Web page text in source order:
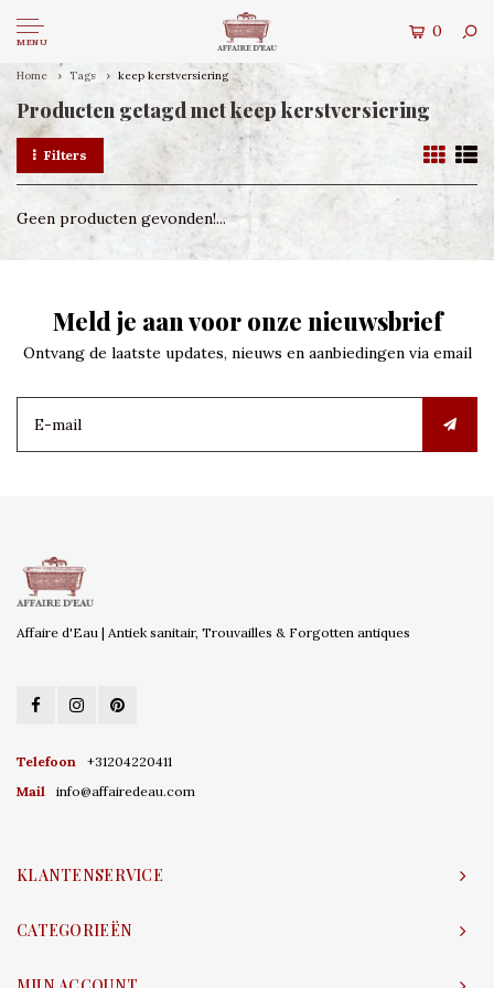
MENU
0
Home Tags keep kerstversiering
Producten getagd met keep kerstversiering
Filters
Geen producten gevonden!...
Meld je aan voor onze nieuwsbrief
Ontvang de laatste updates, nieuws en aanbiedingen via email
Affaire d'Eau | Antiek sanitair, Trouvailles & Forgotten antiques
Telefoon
+31204220411
Mail
info@affairedeau.com
KLANTENSERVICE
CATEGORIEËN